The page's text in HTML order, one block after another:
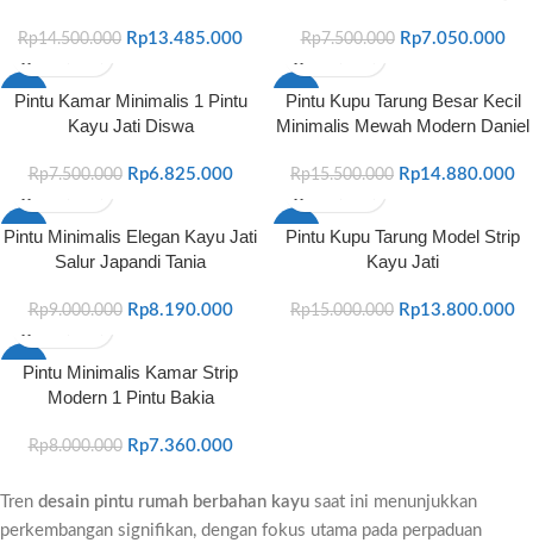
Rp14.500.000 Rp13.485.000 Rp7.500.000 Rp7.050.000
-9%
Pintu Kamar Minimalis 1 Pintu
Kayu Jati Diswa
Rp7.500.000 Rp6.825.000
-4%
Pintu Kupu Tarung Besar Kecil
Minimalis Mewah Modern Daniel
Rp15.500.000 Rp14.880.000
-9%
Pintu Minimalis Elegan Kayu Jati
Salur Japandi Tania
Rp9.000.000 Rp8.190.000
-8%
Pintu Kupu Tarung Model Strip
Kayu Jati
Rp15.000.000 Rp13.800.000
-8%
Pintu Minimalis Kamar Strip
Modern 1 Pintu Bakia
Rp8.000.000 Rp7.360.000
Tren desain pintu rumah berbahan kayu saat ini menunjukkan
perkembangan signifikan, dengan fokus utama pada perpaduan